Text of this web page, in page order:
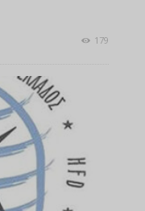
179